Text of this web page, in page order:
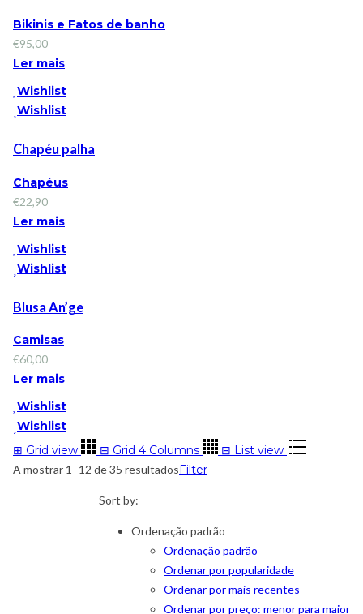
Bikinis e Fatos de banho
€95,00
Ler mais
Wishlist
Wishlist
Chapéu palha
Chapéus
€22,90
Ler mais
Wishlist
Wishlist
Blusa An’ge
Camisas
€60,00
Ler mais
Wishlist
Wishlist
⊞ Grid view ⊟ Grid 4 Columns ⊟ List view
A mostrar 1–12 de 35 resultadosFilter
Sort by:
Ordenação padrão
Ordenação padrão
Ordenar por popularidade
Ordenar por mais recentes
Ordenar por preço: menor para maior